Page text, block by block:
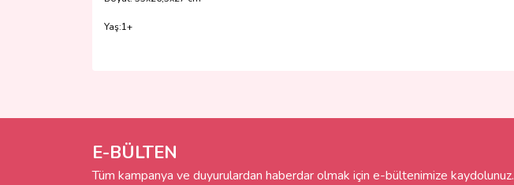
Yaş:1+
Ürün resmi kalitesiz, bozuk veya görüntülenemiyor.
E-BÜLTEN
Tüm kampanya ve duyurulardan haberdar olmak için e-bültenimize kaydolunuz.